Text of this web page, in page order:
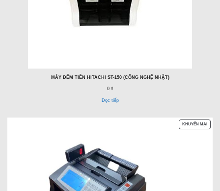
MÁY ĐẾM TIỀN HITACHI ST-150 (CÔNG NGHỆ NHẬT)
0 ₫
Đọc tiếp
KHUYẾN MẠISẢN
PHẨM